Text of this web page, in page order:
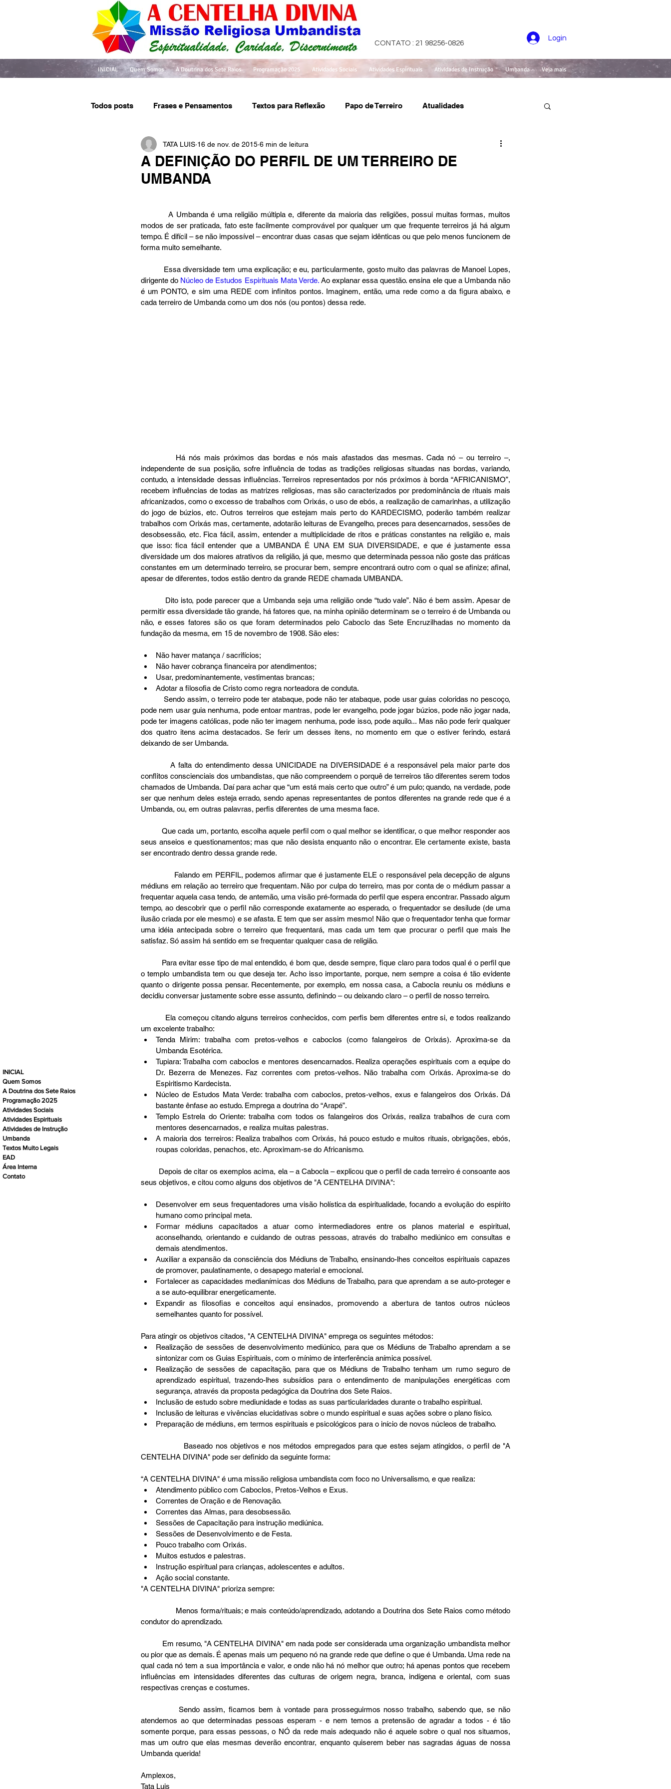
CONTATO : 21 98256-0826
Login
INICIAL
Quem Somos
A Doutrina dos Sete Raios
Programação 2025
Atividades Sociais
Atividades Espirituais
Atividades de Instrução
Umbanda
Textos Muito Legais
EAD
Área Interna
Contato
Todos posts Frases e Pensamentos Textos para Reflexão Papo de Terreiro Atualidades
A DEFINIÇÃO DO PERFIL DE UM TERREIRO DE
UMBANDA
TATA LUIS 16 de nov. de 2015 6 min de leitura
          A Umbanda é uma religião múltipla e, diferente da maioria das religiões, possui muitas formas, muitos
modos de ser praticada, fato este facilmente comprovável por qualquer um que frequente terreiros já há algum
tempo. É difícil – se não impossível – encontrar duas casas que sejam idênticas ou que pelo menos funcionem de
forma muito semelhante.
dirigente do Núcleo de Estudos Espirituais Mata Verde. Ao explanar essa questão. ensina ele que a Umbanda não
é um PONTO, e sim uma REDE com infinitos pontos. Imaginem, então, uma rede como a da figura abaixo, e
cada terreiro de Umbanda como um dos nós (ou pontos) dessa rede.
independente de sua posição, sofre influência de todas as tradições religiosas situadas nas bordas, variando,
contudo, a intensidade dessas influências. Terreiros representados por nós próximos à borda “AFRICANISMO”,
recebem influências de todas as matrizes religiosas, mas são caracterizados por predominância de rituais mais
africanizados, como o excesso de trabalhos com Orixás, o uso de ebós, a realização de camarinhas, a utilização
do jogo de búzios, etc. Outros terreiros que estejam mais perto do KARDECISMO, poderão também realizar
trabalhos com Orixás mas, certamente, adotarão leituras de Evangelho, preces para desencarnados, sessões de
desobsessão, etc. Fica fácil, assim, entender a multiplicidade de ritos e práticas constantes na religião e, mais
que isso: fica fácil entender que a UMBANDA É UNA EM SUA DIVERSIDADE, e que é justamente essa
diversidade um dos maiores atrativos da religião, já que, mesmo que determinada pessoa não goste das práticas
constantes em um determinado terreiro, se procurar bem, sempre encontrará outro com o qual se afinize; afinal,
apesar de diferentes, todos estão dentro da grande REDE chamada UMBANDA.
permitir essa diversidade tão grande, há fatores que, na minha opinião determinam se o terreiro é de Umbanda ou
não, e esses fatores são os que foram determinados pelo Caboclo das Sete Encruzilhadas no momento da
fundação da mesma, em 15 de novembro de 1908. São eles:
Não haver matança / sacrifícios;
Não haver cobrança financeira por atendimentos;
Usar, predominantemente, vestimentas brancas;
Adotar a filosofia de Cristo como regra norteadora de conduta.
          Sendo assim, o terreiro pode ter atabaque, pode não ter atabaque, pode usar guias coloridas no pescoço,
pode nem usar guia nenhuma, pode entoar mantras, pode ler evangelho, pode jogar búzios, pode não jogar nada,
pode ter imagens católicas, pode não ter imagem nenhuma, pode isso, pode aquilo... Mas não pode ferir qualquer
dos quatro itens acima destacados. Se ferir um desses itens, no momento em que o estiver ferindo, estará
deixando de ser Umbanda.
          A falta do entendimento dessa UNICIDADE na DIVERSIDADE é a responsável pela maior parte dos
conflitos conscienciais dos umbandistas, que não compreendem o porquê de terreiros tão diferentes serem todos
chamados de Umbanda. Daí para achar que “um está mais certo que outro” é um pulo; quando, na verdade, pode
ser que nenhum deles esteja errado, sendo apenas representantes de pontos diferentes na grande rede que é a
Umbanda, ou, em outras palavras, perfis diferentes de uma mesma face.
          Que cada um, portanto, escolha aquele perfil com o qual melhor se identificar, o que melhor responder aos
seus anseios e questionamentos; mas que não desista enquanto não o encontrar. Ele certamente existe, basta
ser encontrado dentro dessa grande rede.
médiuns em relação ao terreiro que frequentam. Não por culpa do terreiro, mas por conta de o médium passar a
frequentar aquela casa tendo, de antemão, uma visão pré-formada do perfil que espera encontrar. Passado algum
tempo, ao descobrir que o perfil não corresponde exatamente ao esperado, o frequentador se desilude (de uma
ilusão criada por ele mesmo) e se afasta. E tem que ser assim mesmo! Não que o frequentador tenha que formar
uma idéia antecipada sobre o terreiro que frequentará, mas cada um tem que procurar o perfil que mais lhe
satisfaz. Só assim há sentido em se frequentar qualquer casa de religião.
o templo umbandista tem ou que deseja ter. Acho isso importante, porque, nem sempre a coisa é tão evidente
quanto o dirigente possa pensar. Recentemente, por exemplo, em nossa casa, a Cabocla reuniu os médiuns e
decidiu conversar justamente sobre esse assunto, definindo – ou deixando claro – o perfil de nosso terreiro.
um excelente trabalho:
Tenda Mirim: trabalha com pretos-velhos e caboclos (como falangeiros de Orixás). Aproxima-se da
Umbanda Esotérica.
Tupiara: Trabalha com caboclos e mentores desencarnados. Realiza operações espirituais com a equipe do
Dr. Bezerra de Menezes. Faz correntes com pretos-velhos. Não trabalha com Orixás. Aproxima-se do
Espiritismo Kardecista.
Núcleo de Estudos Mata Verde: trabalha com caboclos, pretos-velhos, exus e falangeiros dos Orixás. Dá
bastante ênfase ao estudo. Emprega a doutrina do “Arapé”.
Templo Estrela do Oriente: trabalha com todos os falangeiros dos Orixás, realiza trabalhos de cura com
mentores desencarnados, e realiza muitas palestras.
A maioria dos terreiros: Realiza trabalhos com Orixás, há pouco estudo e muitos rituais, obrigações, ebós,
roupas coloridas, penachos, etc. Aproximam-se do Africanismo.
seus objetivos, e citou como alguns dos objetivos de "A CENTELHA DIVINA":
Desenvolver em seus frequentadores uma visão holística da espiritualidade, focando a evolução do espírito
humano como principal meta.
Formar médiuns capacitados a atuar como intermediadores entre os planos material e espiritual,
aconselhando, orientando e cuidando de outras pessoas, através do trabalho mediúnico em consultas e
demais atendimentos.
Auxiliar a expansão da consciência dos Médiuns de Trabalho, ensinando-lhes conceitos espirituais capazes
de promover, paulatinamente, o desapego material e emocional.
Fortalecer as capacidades medianímicas dos Médiuns de Trabalho, para que aprendam a se auto-proteger e
a se auto-equilibrar energeticamente.
Expandir as filosofias e conceitos aqui ensinados, promovendo a abertura de tantos outros núcleos
semelhantes quanto for possível.
Para atingir os objetivos citados, "A CENTELHA DIVINA" emprega os seguintes métodos:
Realização de sessões de desenvolvimento mediúnico, para que os Médiuns de Trabalho aprendam a se
sintonizar com os Guias Espirituais, com o mínimo de interferência anímica possível.
Realização de sessões de capacitação, para que os Médiuns de Trabalho tenham um rumo seguro de
aprendizado espiritual, trazendo-lhes subsídios para o entendimento de manipulações energéticas com
segurança, através da proposta pedagógica da Doutrina dos Sete Raios.
Inclusão de estudo sobre mediunidade e todas as suas particularidades durante o trabalho espiritual.
Inclusão de leituras e vivências elucidativas sobre o mundo espiritual e suas ações sobre o plano físico.
Preparação de médiuns, em termos espirituais e psicológicos para o início de novos núcleos de trabalho.
CENTELHA DIVINA" pode ser definido da seguinte forma:
“A CENTELHA DIVINA" é uma missão religiosa umbandista com foco no Universalismo, e que realiza:
Atendimento público com Caboclos, Pretos-Velhos e Exus.
Correntes de Oração e de Renovação.
Correntes das Almas, para desobsessão.
Sessões de Capacitação para instrução mediúnica.
Sessões de Desenvolvimento e de Festa.
Pouco trabalho com Orixás.
Muitos estudos e palestras.
Instrução espiritual para crianças, adolescentes e adultos.
Ação social constante.
"A CENTELHA DIVINA" prioriza sempre:
condutor do aprendizado.
ou pior que as demais. É apenas mais um pequeno nó na grande rede que define o que é Umbanda. Uma rede na
qual cada nó tem a sua importância e valor, e onde não há nó melhor que outro; há apenas pontos que recebem
influências em intensidades diferentes das culturas de origem negra, branca, indígena e oriental, com suas
respectivas crenças e costumes.
           Sendo assim, ficamos bem à vontade para prosseguirmos nosso trabalho, sabendo que, se não
atendemos ao que determinadas pessoas esperam - e nem temos a pretensão de agradar a todos - é tão
somente porque, para essas pessoas, o NÓ da rede mais adequado não é aquele sobre o qual nos situamos,
mas um outro que elas mesmas deverão encontrar, enquanto quiserem beber nas sagradas águas de nossa
Umbanda querida!
Amplexos,
Tata Luis
INICIAL Quem Somos A Doutrina dos Sete Raios Programação 2025 Atividades Sociais Atividades Espirituais Atividades de Instrução Umbanda Veja mais